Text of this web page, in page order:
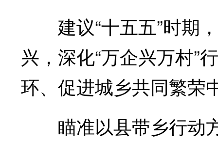
建议“十五五”时期
兴，深化“万企兴万村”
环、促进城乡共同繁荣
瞄准以县带乡行动